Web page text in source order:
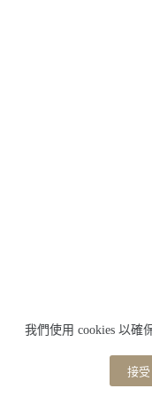
我們使用 cookies 以確
接受